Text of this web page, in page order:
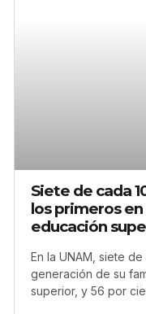
Siete de cada
los primeros
educación
En la UNAM, siete
generación de su
superior, y 56 por